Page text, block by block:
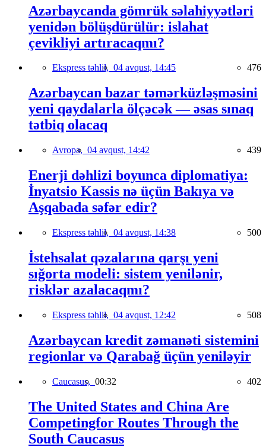
Azərbaycanda gömrük səlahiyyətləri
yenidən bölüşdürülür: islahat
çevikliyi artıracaqmı?
Ekspress təhlil, 04 avqust, 14:45 476
Azərbaycan bazar təmərküzləşməsini
yeni qaydalarla ölçəcək — əsas sınaq
tətbiq olacaq
Avropa, 04 avqust, 14:42 439
Enerji dəhlizi boyunca diplomatiya:
İnyatsio Kassis nə üçün Bakıya və
Aşqabada səfər edir?
Ekspress təhlil, 04 avqust, 14:38 500
İstehsalat qəzalarına qarşı yeni
sığorta modeli: sistem yenilənir,
risklər azalacaqmı?
Ekspress təhlil, 04 avqust, 12:42 508
Azərbaycan kredit zəmanəti sistemini
regionlar və Qarabağ üçün yeniləyir
Caucasus, 00:32 402
The United States and China Are
Competingfor Routes Through the
South Caucasus